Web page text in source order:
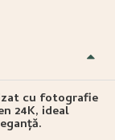
cu fotografie
24K, ideal